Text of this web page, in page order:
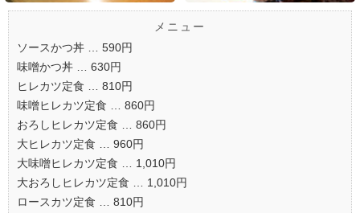
メニュー
ソースかつ丼 … 590円
味噌かつ丼 … 630円
ヒレカツ定食 … 810円
味噌ヒレカツ定食 … 860円
おろしヒレカツ定食 … 860円
大ヒレカツ定食 … 960円
大味噌ヒレカツ定食 … 1,010円
大おろしヒレカツ定食 … 1,010円
ロースカツ定食 … 810円